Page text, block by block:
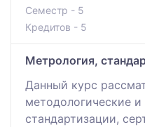
Семестр - 5
Кредитов - 5
Метрология,
Данный курс
методологические
стандартизации,